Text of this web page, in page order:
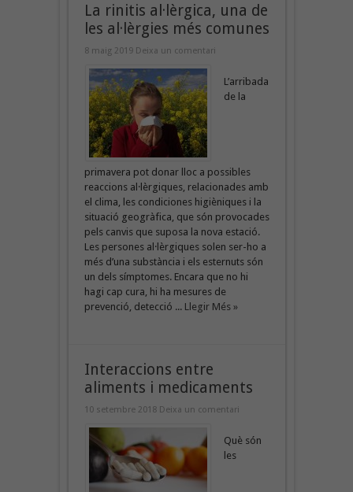
La rinitis al·lèrgica, una de
les al·lèrgies més comunes
8 maig 2019 Deixa un comentari
L’arribada
de la
primavera pot donar lloc a possibles
reaccions al·lèrgiques, relacionades amb
el clima, les condiciones higièniques i la
situació geogràfica, que són provocades
pels canvis que suposa la nova estació.
Les persones al·lèrgiques solen ser-ho a
més d’una substància i els esternuts són
un dels símptomes. Encara que no hi
hagi cap cura, hi ha mesures de
prevenció, detecció ... Llegir Més »
Interaccions entre
aliments i medicaments
10 setembre 2018 Deixa un comentari
Què són
les